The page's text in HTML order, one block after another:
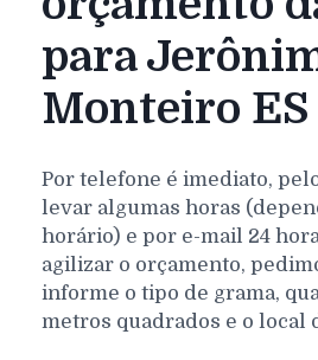
para
Monteiro ES
Por telefone é imediato,
levar algumas horas
horário) e por e-mail 24
agilizar o orçamento,
informe o tipo de grama,
metros quadrados e o local